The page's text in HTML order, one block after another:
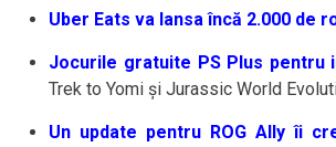
Uber Eats va lansa încă 2.000 de
Jocurile gratuite PS Plus pentru
Trek to Yomi și Jurassic World
Un update pentru ROG Ally îi